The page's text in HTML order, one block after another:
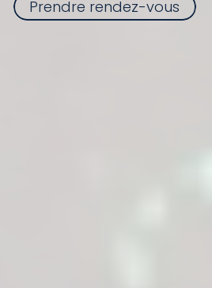
Prendre rendez-vous